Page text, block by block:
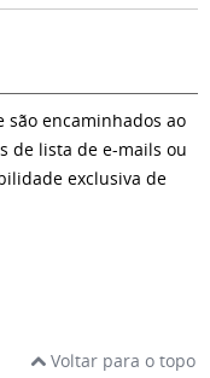
são encaminhados ao
de lista de e-mails ou
exclusiva de
Voltar para o topo